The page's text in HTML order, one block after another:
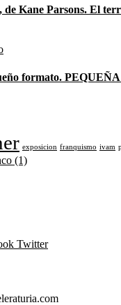
Kane Parsons. El
formato.
exposicion franquismo ivam
Twitter